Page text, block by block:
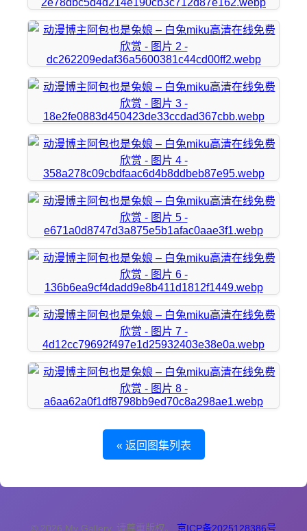
« 返回图集列表
© 2026 My Gallery. 请尊重版权。 京ICP备2025128386号